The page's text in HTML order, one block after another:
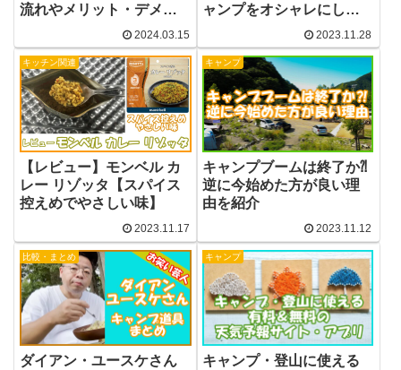
流れやメリット・デメリ
2024.03.15
ャンプをオシャレにしよ
2023.11.28
キッチン関連
【レビュー】モンベル カ
レー リゾッタ【スパイス
控えめでやさしい味】
2023.11.17
キャンプ
キャンプブームは終了か⁈
逆に今始めた方が良い理
由を紹介
2023.11.12
比較・まとめ
ダイアン・ユースケさん
キャンプ
キャンプ・登山に使える